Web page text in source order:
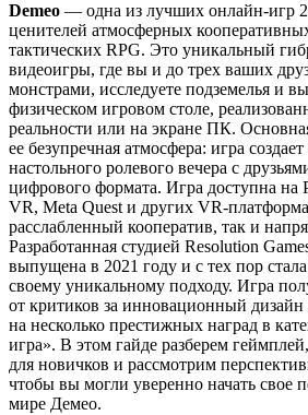
Demeo — одна из лучших онлайн-игр
ценителей атмосферных
тактических RPG. Это уникальный
видеоигры, где вы и до трех ваших
монстрами, исследуете подземелья и
физическом игровом столе,
реальности или на экране ПК.
ее безупречная атмосфера: игра
настольного ролевого вечера с
цифрового формата. Игра доступна на
VR, Meta Quest и других VR-
расслабленный кооператив, так и
Разработанная студией Resolution
выпущена в 2021 году и с тех пор
своему уникальному подходу. Игра
от критиков за инновационный
на несколько престижных наград в
игра». В этом гайде разберем
для новичков и рассмотрим
чтобы вы могли уверенно начать свое
мире Демео.